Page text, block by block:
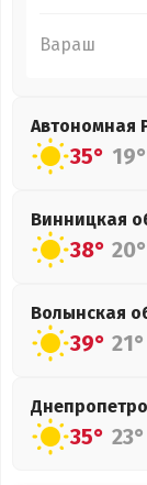
Вараш
Автономная
35° 19°
Винницкая
38° 20°
Волынская
39° 21°
35° 23°